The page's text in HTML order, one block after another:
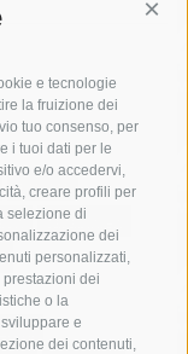
e tecnologie
la fruizione dei
tuo consenso, per
i tuoi dati per le
e/o accedervi,
creare profili per
selezione di
dei
personalizzati,
dei
o la
e
dei contenuti,
arresto
carabinieri